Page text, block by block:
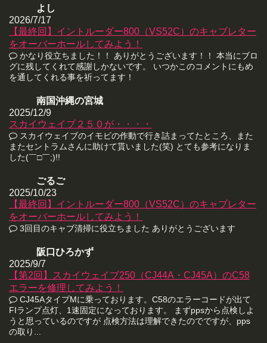
よし
2026/7/17
【最終回】イントルーダー800（VS52C）のキャブレター
をオーバーホールしてみよう！
かなり役立ちました！！ ありがとうございます！！ 本当にブロ
グに残してくれて感謝しかないです。 いつかこのコメントにもめ
を通してくれる事を祈ってます！
南国沖縄の宮城
2025/12/9
スカイウェイブ２５０が・・・・
スカイウェイブのイモビの作動で行き詰まってたところ、また
またセントラムさんに助けて貰いました(笑) とても参考になりま
した(￣□￣;)!!
ごるご
2025/10/23
【最終回】イントルーダー800（VS52C）のキャブレター
をオーバーホールしてみよう！
3回目のキャブ清掃に役立ちました ありがとうございます
阪口ひろかず
2025/9/7
【第2回】スカイウェイブ250（CJ44A・CJ45A）のC58
エラーを修理してみよう！
CJ45AタイプMに乗っております。C58のエラーコードが出て
FIランプ点灯、1速固定になっております。 まずppsから点検しよ
うと思っているのですが 点検方法は理解できたのでですが、pps
の取り...